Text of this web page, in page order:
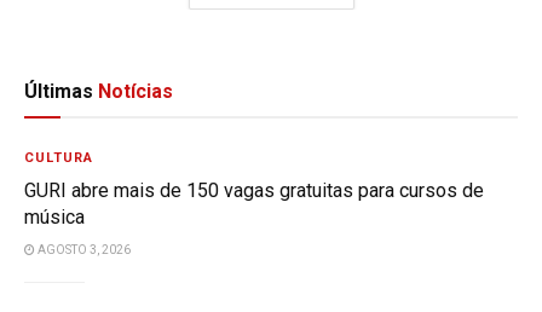
Últimas Notícias
CULTURA
GURI abre mais de 150 vagas gratuitas para cursos de
música
AGOSTO 3, 2026